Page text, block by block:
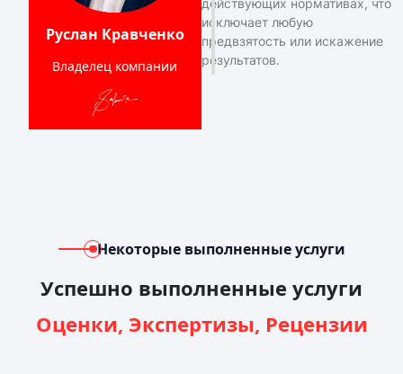
Руслан Кравченко
Владелец компании
действующих нормативах, что
исключает любую
предвзятость или искажение
результатов.
Некоторые выполненные услуги
Успешно выполненные услуги
Оценки, Экспертизы, Рецензии